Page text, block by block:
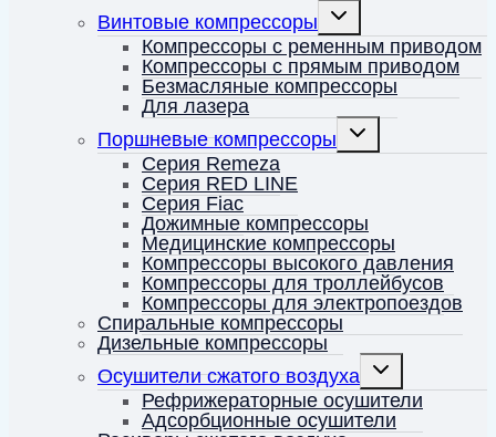
Винтовые компрессоры
Переключить
меню
Компрессоры с ременным приводом
Компрессоры с прямым приводом
Безмасляные компрессоры
Для лазера
Поршневые компрессоры
Переключить
Серия Remeza
Серия RED LINE
Серия Fiac
Дожимные компрессоры
Медицинские компрессоры
Компрессоры высокого давления
Компрессоры для троллейбусов
Компрессоры для электропоездов
Спиральные компрессоры
Дизельные компрессоры
Осушители сжатого воздуха
Переключить
меню
Рефрижераторные осушители
Адсорбционные осушители